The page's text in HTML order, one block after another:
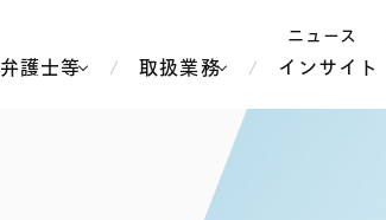
ニュース
弁護士等 取扱業務 インサイト